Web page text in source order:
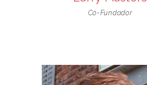
Co-Fundador